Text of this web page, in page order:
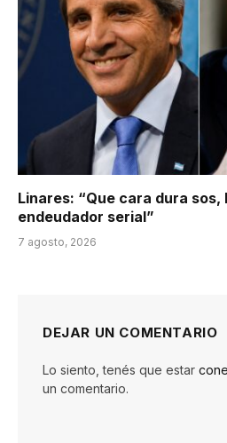
Linares: “Que cara dura sos,
endeudador serial”
7 agosto, 2026
DEJAR UN COMENTARIO
Lo siento, tenés que estar
un comentario.